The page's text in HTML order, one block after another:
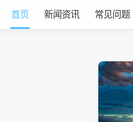
首页 新闻资讯 常见问题